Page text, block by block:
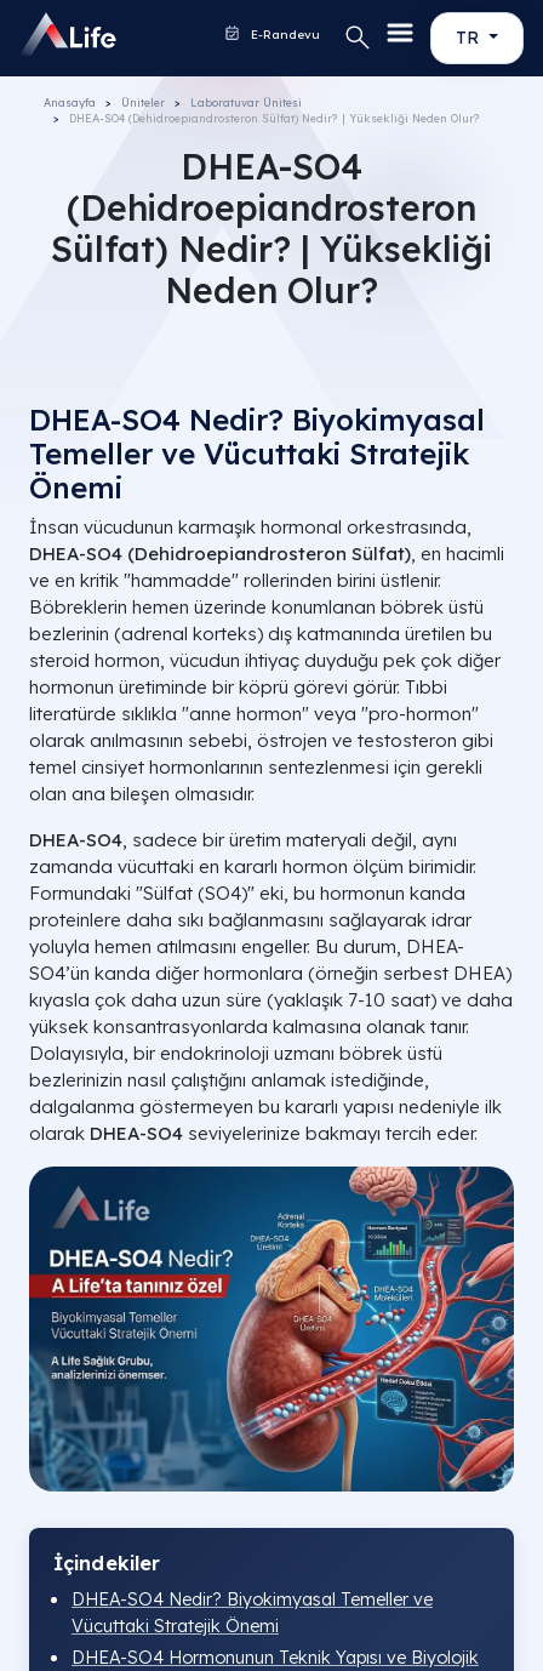
TR
E-Randevu
Anasayfa Üniteler
Laboratuvar Ünitesi
DHEA-SO4 (Dehidroepiandrosteron Sülfat) Nedir? | Yüksekliği Neden Olur?
DHEA-SO4
(Dehidroepiandrosteron
Sülfat) Nedir? | Yüksekliği
Neden Olur?
DHEA-SO4 Nedir? Biyokimyasal
Temeller ve Vücuttaki Stratejik
Önemi
İnsan vücudunun karmaşık hormonal orkestrasında,
DHEA-SO4 (Dehidroepiandrosteron Sülfat), en hacimli
ve en kritik "hammadde" rollerinden birini üstlenir.
Böbreklerin hemen üzerinde konumlanan böbrek üstü
bezlerinin (adrenal korteks) dış katmanında üretilen bu
steroid hormon, vücudun ihtiyaç duyduğu pek çok diğer
hormonun üretiminde bir köprü görevi görür. Tıbbi
literatürde sıklıkla "anne hormon" veya "pro-hormon"
olarak anılmasının sebebi, östrojen ve testosteron gibi
temel cinsiyet hormonlarının sentezlenmesi için gerekli
olan ana bileşen olmasıdır.
DHEA-SO4, sadece bir üretim materyali değil, aynı
zamanda vücuttaki en kararlı hormon ölçüm birimidir.
Formundaki "Sülfat (SO4)" eki, bu hormonun kanda
proteinlere daha sıkı bağlanmasını sağlayarak idrar
yoluyla hemen atılmasını engeller. Bu durum, DHEA-
SO4’ün kanda diğer hormonlara (örneğin serbest DHEA)
kıyasla çok daha uzun süre (yaklaşık 7-10 saat) ve daha
yüksek konsantrasyonlarda kalmasına olanak tanır.
Dolayısıyla, bir endokrinoloji uzmanı böbrek üstü
bezlerinizin nasıl çalıştığını anlamak istediğinde,
dalgalanma göstermeyen bu kararlı yapısı nedeniyle ilk
olarak DHEA-SO4 seviyelerinize bakmayı tercih eder.
İçindekiler
DHEA-SO4 Nedir? Biyokimyasal Temeller ve
Vücuttaki Stratejik Önemi
DHEA-SO4 Hormonunun Teknik Yapısı ve Biyolojik